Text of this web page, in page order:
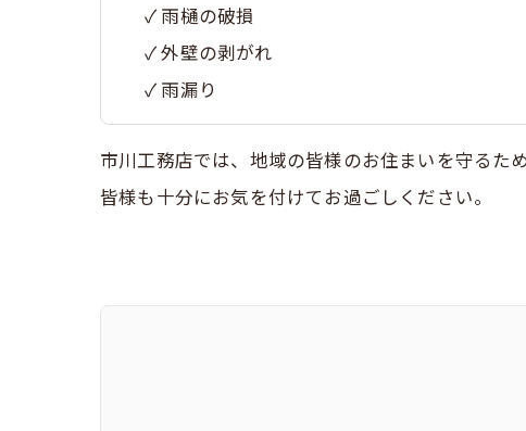
✓ 雨樋の破損
✓ 外壁の剥がれ
✓ 雨漏り
市川工務店では、地域の皆様のお住まいを守るた
皆様も十分にお気を付けてお過ごしください。